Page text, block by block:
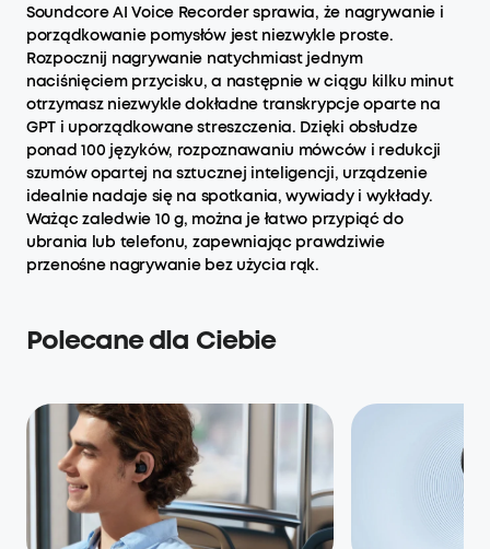
Soundcore AI Voice Recorder sprawia, że nagrywanie i
porządkowanie pomysłów jest niezwykle proste.
Rozpocznij nagrywanie natychmiast jednym
naciśnięciem przycisku, a następnie w ciągu kilku minut
otrzymasz niezwykle dokładne transkrypcje oparte na
GPT i uporządkowane streszczenia. Dzięki obsłudze
ponad 100 języków, rozpoznawaniu mówców i redukcji
szumów opartej na sztucznej inteligencji, urządzenie
idealnie nadaje się na spotkania, wywiady i wykłady.
Ważąc zaledwie 10 g, można je łatwo przypiąć do
ubrania lub telefonu, zapewniając prawdziwie
przenośne nagrywanie bez użycia rąk.
Polecane dla Ciebie